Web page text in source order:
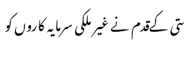
کےقدم نے غیر ملکی سرمایہ کاروں کو